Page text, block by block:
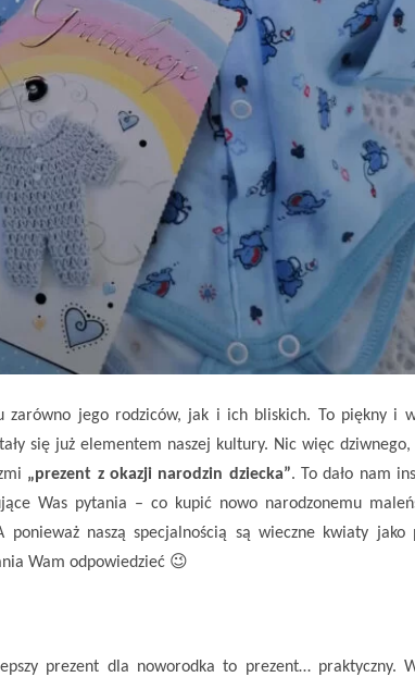
zarówno jego rodziców, jak i ich bliskich.
To piękny i
się już elementem naszej kultury. Nic więc dziwnego,
„prezent z okazji narodzin dziecka”. To dało nam
Was pytania – co kupić nowo narodzonemu
ponieważ naszą specjalnością są wieczne kwiaty jako
Wam odpowiedzieć 😉
prezent dla noworodkato prezent… praktyczny.